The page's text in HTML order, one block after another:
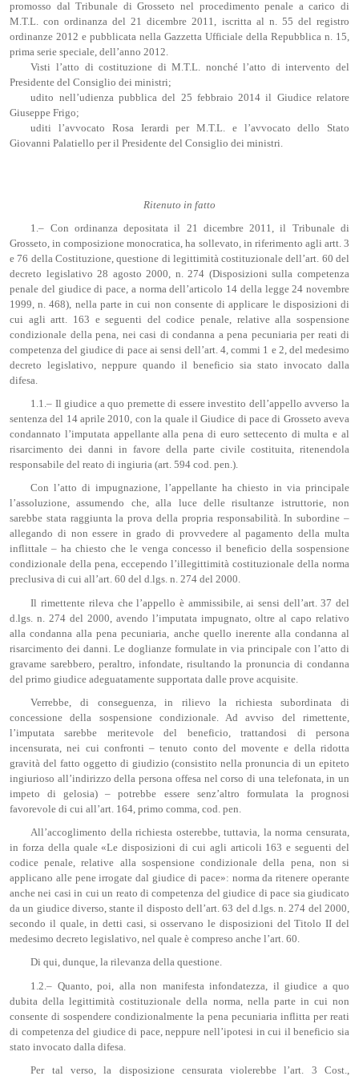
promosso dal Tribunale di Grosseto nel procedimento penale a carico di
M.T.L. con ordinanza del 21 dicembre 2011, iscritta al n. 55 del registro
ordinanze 2012 e pubblicata nella Gazzetta Ufficiale della Repubblica n. 15,
prima serie speciale, dell’anno 2012.
Visti l’atto di costituzione di M.T.L. nonché l’atto di intervento del
Presidente del Consiglio dei ministri;
udito nell’udienza pubblica del 25 febbraio 2014 il Giudice relatore
Giuseppe Frigo;
uditi l’avvocato Rosa Ierardi per M.T.L. e l’avvocato dello Stato
Giovanni Palatiello per il Presidente del Consiglio dei ministri.
Ritenuto in fatto
1.– Con ordinanza depositata il 21 dicembre 2011, il Tribunale di
Grosseto, in composizione monocratica, ha sollevato, in riferimento agli artt. 3
e 76 della Costituzione, questione di legittimità costituzionale dell’art. 60 del
decreto legislativo 28 agosto 2000, n. 274 (Disposizioni sulla competenza
penale del giudice di pace, a norma dell’articolo 14 della legge 24 novembre
1999, n. 468), nella parte in cui non consente di applicare le disposizioni di
cui agli artt. 163 e seguenti del codice penale, relative alla sospensione
condizionale della pena, nei casi di condanna a pena pecuniaria per reati di
competenza del giudice di pace ai sensi dell’art. 4, commi 1 e 2, del medesimo
decreto legislativo, neppure quando il beneficio sia stato invocato dalla
difesa.
1.1.– Il giudice a quo premette di essere investito dell’appello avverso la
sentenza del 14 aprile 2010, con la quale il Giudice di pace di Grosseto aveva
condannato l’imputata appellante alla pena di euro settecento di multa e al
risarcimento dei danni in favore della parte civile costituita, ritenendola
responsabile del reato di ingiuria (art. 594 cod. pen.).
Con l’atto di impugnazione, l’appellante ha chiesto in via principale
l’assoluzione, assumendo che, alla luce delle risultanze istruttorie, non
sarebbe stata raggiunta la prova della propria responsabilità. In subordine –
allegando di non essere in grado di provvedere al pagamento della multa
inflittale – ha chiesto che le venga concesso il beneficio della sospensione
condizionale della pena, eccependo l’illegittimità costituzionale della norma
preclusiva di cui all’art. 60 del d.lgs. n. 274 del 2000.
Il rimettente rileva che l’appello è ammissibile, ai sensi dell’art. 37 del
d.lgs. n. 274 del 2000, avendo l’imputata impugnato, oltre al capo relativo
alla condanna alla pena pecuniaria, anche quello inerente alla condanna al
risarcimento dei danni. Le doglianze formulate in via principale con l’atto di
gravame sarebbero, peraltro, infondate, risultando la pronuncia di condanna
del primo giudice adeguatamente supportata dalle prove acquisite.
Verrebbe, di conseguenza, in rilievo la richiesta subordinata di
concessione della sospensione condizionale. Ad avviso del rimettente,
l’imputata sarebbe meritevole del beneficio, trattandosi di persona
incensurata, nei cui confronti – tenuto conto del movente e della ridotta
gravità del fatto oggetto di giudizio (consistito nella pronuncia di un epiteto
ingiurioso all’indirizzo della persona offesa nel corso di una telefonata, in un
impeto di gelosia) – potrebbe essere senz’altro formulata la prognosi
favorevole di cui all’art. 164, primo comma, cod. pen.
All’accoglimento della richiesta osterebbe, tuttavia, la norma censurata,
in forza della quale «Le disposizioni di cui agli articoli 163 e seguenti del
codice penale, relative alla sospensione condizionale della pena, non si
applicano alle pene irrogate dal giudice di pace»: norma da ritenere operante
anche nei casi in cui un reato di competenza del giudice di pace sia giudicato
da un giudice diverso, stante il disposto dell’art. 63 del d.lgs. n. 274 del 2000,
secondo il quale, in detti casi, si osservano le disposizioni del Titolo II del
medesimo decreto legislativo, nel quale è compreso anche l’art. 60.
Di qui, dunque, la rilevanza della questione.
1.2.– Quanto, poi, alla non manifesta infondatezza, il giudice a quo
dubita della legittimità costituzionale della norma, nella parte in cui non
consente di sospendere condizionalmente la pena pecuniaria inflitta per reati
di competenza del giudice di pace, neppure nell’ipotesi in cui il beneficio sia
stato invocato dalla difesa.
Per tal verso, la disposizione censurata violerebbe l’art. 3 Cost.,